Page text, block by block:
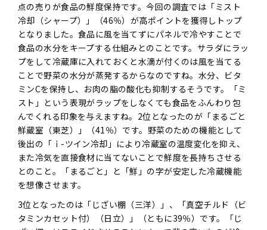
点の売りが食品の鮮度保持です。今回の調査では「ミスト
冷却（シャープ）」（46％）が高ポイントを獲得しトップ
となりました。食品に風を当てずにパネルで冷やすことで
食品の水分をキープする仕組みとのことです。サラダにラッ
プをして冷蔵庫に入れておくと水滴が付くのは風を当てる
ことで野菜の水分が蒸発するからなのですね。水分、ビタ
ミンCを保持し、お肉の脂の酸化も抑制するそうです。「ミ
スト」という表現がラップをしなくても食品をふんわり包
んでくれる印象を与えますね。2位となったのが「まるごと
鮮蔵室（東芝）」（41％）です。野菜のための機能として
後出の「ｉ-ツイン冷却」により冷蔵室の温度変化を抑え、
また冷気を直接食材に当てないことで鮮度を長持ちさせる
とのこと。「まるごと」と「鮮」の字が安定した冷蔵機能
を想像させます。
3位となったのは「じざい棚（三洋）」、「真空チルド（ビ
タミンカセット付）（日立）」（ともに39％）です。「じ